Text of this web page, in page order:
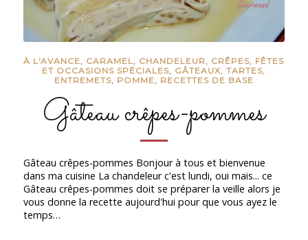
À L'AVANCE, CARAMEL, CHANDELEUR, CRÊPES, FÊTES
ET OCCASIONS SPÉCIALES, GÂTEAUX, TARTES,
ENTREMETS, POMME, RECETTES DE BASE
Gâteau crêpes-pommes
Gâteau crêpes-pommes Bonjour à tous et bienvenue
dans ma cuisine La chandeleur c'est lundi, oui mais... ce
Gâteau crêpes-pommes doit se préparer la veille alors je
vous donne la recette aujourd'hui pour que vous ayez le
temps…